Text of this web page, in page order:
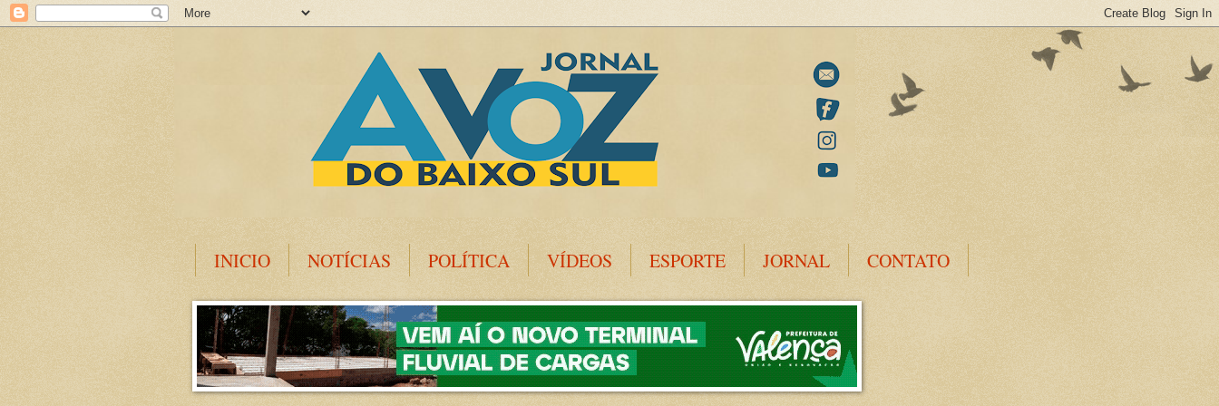
INICIO NOTÍCIAS POLÍTICA VÍDEOS ESPORTE JORNAL CONTATO